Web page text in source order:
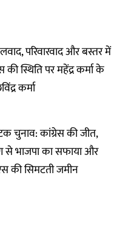
परिवारवाद और बस्तर में
की स्थिति पर महेंद्र कर्मा के
कर्मा
चुनाव: कांग्रेस की जीत,
से भाजपा का सफाया और
की सिमटती जमीन